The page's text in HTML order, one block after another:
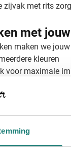
zijvak met rits
met
maken we
kleuren
voor maximale
deze sporttas,
van je